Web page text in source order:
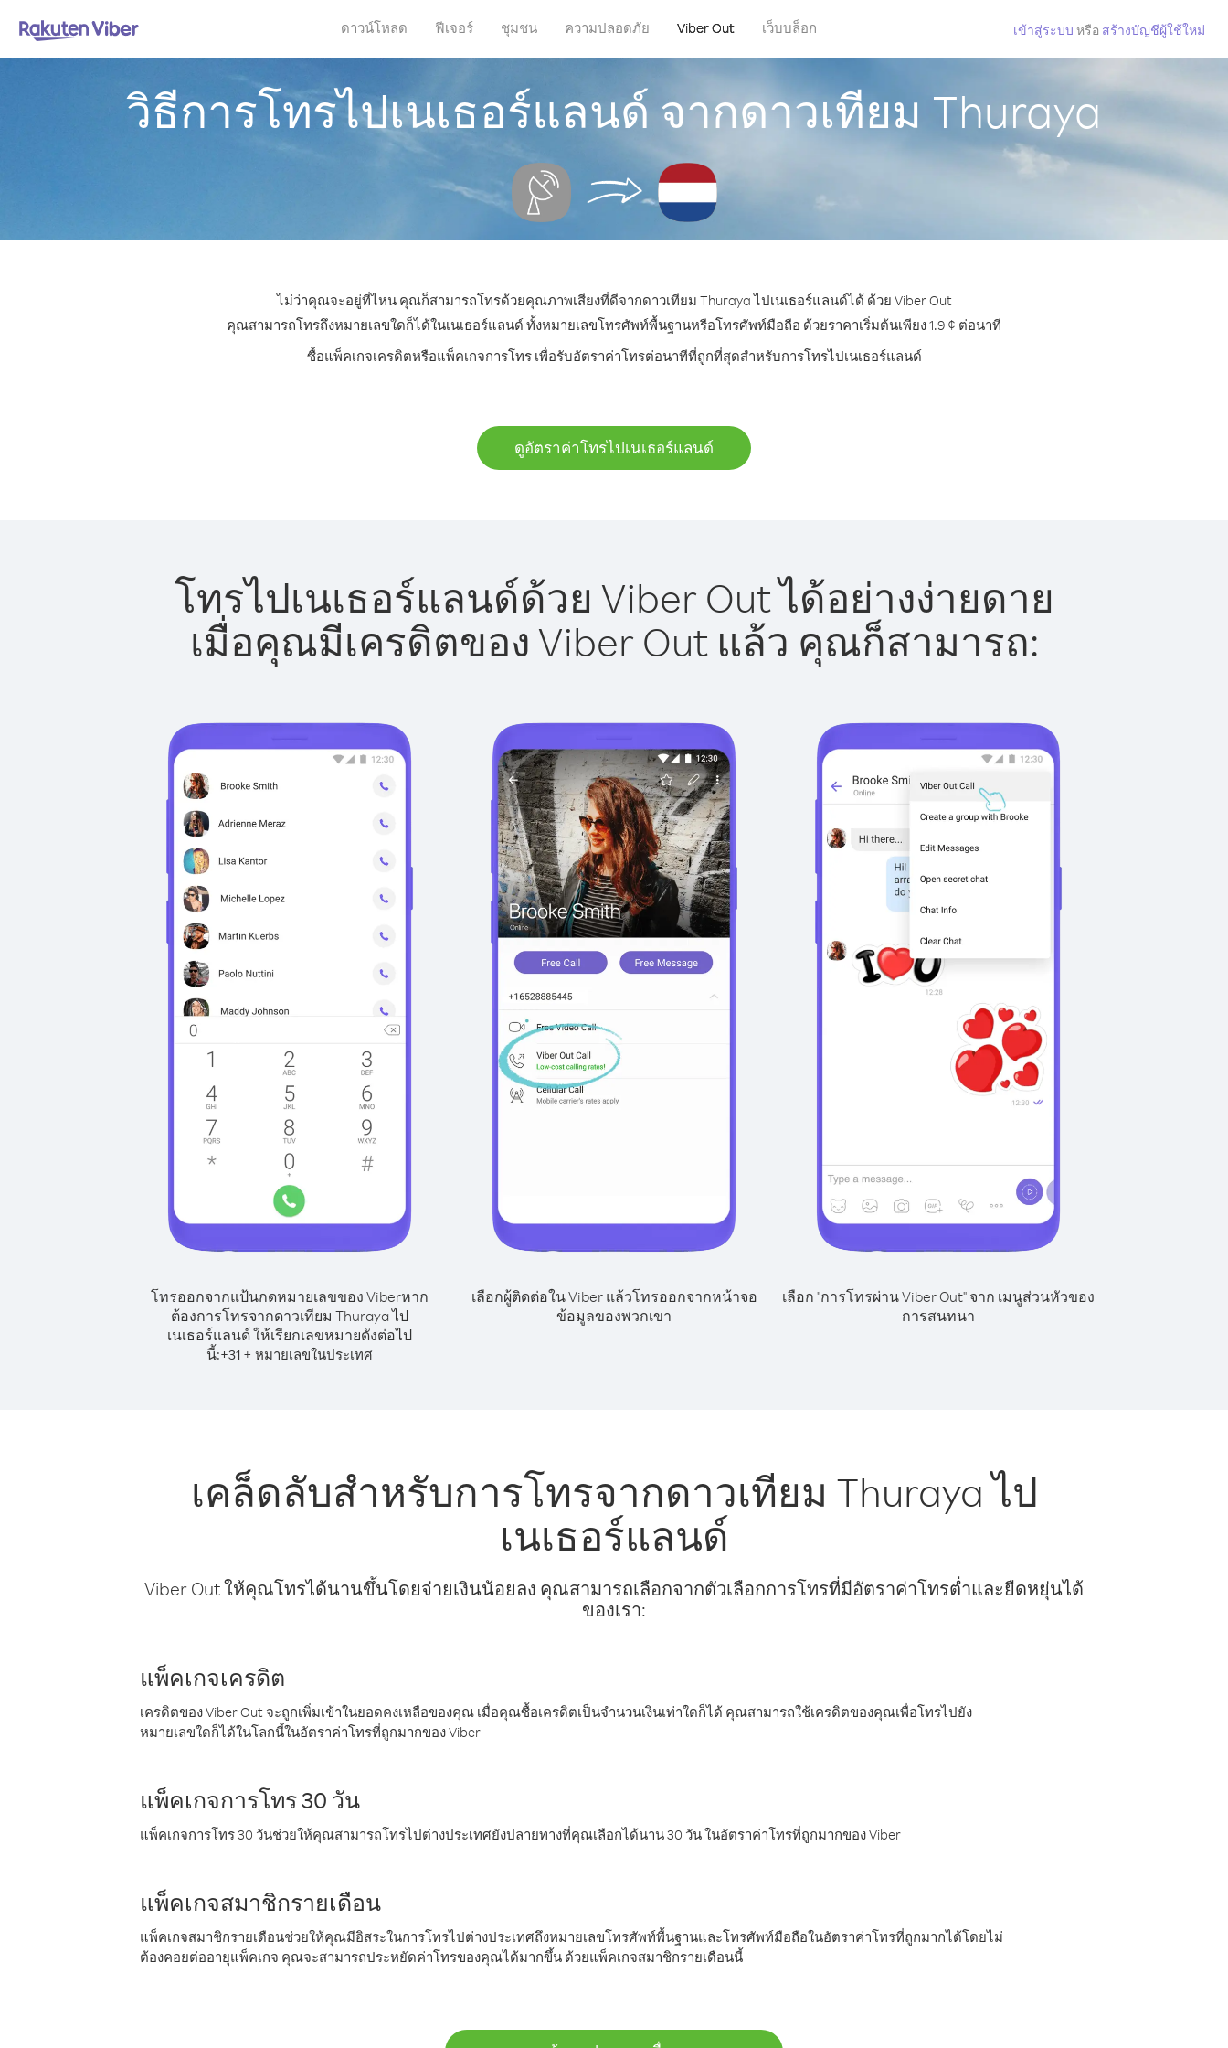
ดาวน์โหลด ฟีเจอร์ ชุมชน ความปลอดภัย Viber Out เว็บบล็อก เข้าสู่ระบบ หรือ สร้างบัญชีผู้ใช้ใหม่
วิธีการโทรไปเนเธอร์แลนด์ จากดาวเทียม Thuraya
ไม่ว่าคุณจะอยู่ที่ไหน คุณก็สามารถโทรด้วยคุณภาพเสียงที่ดีจากดาวเทียม Thuraya ไปเนเธอร์แลนด์ได้ ด้วย Viber Out
คุณสามารถโทรถึงหมายเลขใดก็ได้ในเนเธอร์แลนด์ ทั้งหมายเลขโทรศัพท์พื้นฐานหรือโทรศัพท์มือถือ ด้วยราคาเริ่มต้นเพียง 1.9 ¢ ต่อนาที
ซื้อแพ็คเกจเครดิตหรือแพ็คเกจการโทร เพื่อรับอัตราค่าโทรต่อนาทีที่ถูกที่สุดสำหรับการโทรไปเนเธอร์แลนด์
ดูอัตราค่าโทรไปเนเธอร์แลนด์
โทรไปเนเธอร์แลนด์ด้วย Viber Out ได้อย่างง่ายดาย
เมื่อคุณมีเครดิตของ Viber Out แล้ว คุณก็สามารถ:
โทรออกจากแป้นกดหมายเลขของ Viberหาก
ต้องการโทรจากดาวเทียม Thuraya ไป
เนเธอร์แลนด์ ให้เรียกเลขหมายดังต่อไป
นี้:+31 + หมายเลขในประเทศ
เลือกผู้ติดต่อใน Viber แล้วโทรออกจากหน้าจอ
ข้อมูลของพวกเขา
เลือก "การโทรผ่าน Viber Out" จาก เมนูส่วนหัวของ
การสนทนา
เคล็ดลับสำหรับการโทรจากดาวเทียม Thuraya ไป
เนเธอร์แลนด์
Viber Out ให้คุณโทรได้นานขึ้นโดยจ่ายเงินน้อยลง คุณสามารถเลือกจากตัวเลือกการโทรที่มีอัตราค่าโทรต่ำและยืดหยุ่นได้
ของเรา:
แพ็คเกจเครดิต
เครดิตของ Viber Out จะถูกเพิ่มเข้าในยอดคงเหลือของคุณ เมื่อคุณซื้อเครดิตเป็นจำนวนเงินเท่าใดก็ได้ คุณสามารถใช้เครดิตของคุณเพื่อโทรไปยัง
หมายเลขใดก็ได้ในโลกนี้ในอัตราค่าโทรที่ถูกมากของ Viber
แพ็คเกจการโทร 30 วัน
แพ็คเกจการโทร 30 วันช่วยให้คุณสามารถโทรไปต่างประเทศยังปลายทางที่คุณเลือกได้นาน 30 วัน ในอัตราค่าโทรที่ถูกมากของ Viber
แพ็คเกจสมาชิกรายเดือน
แพ็คเกจสมาชิกรายเดือนช่วยให้คุณมีอิสระในการโทรไปต่างประเทศถึงหมายเลขโทรศัพท์พื้นฐานและโทรศัพท์มือถือในอัตราค่าโทรที่ถูกมากได้โดยไม่
ต้องคอยต่ออายุแพ็คเกจ คุณจะสามารถประหยัดค่าโทรของคุณได้มากขึ้น ด้วยแพ็คเกจสมาชิกรายเดือนนี้